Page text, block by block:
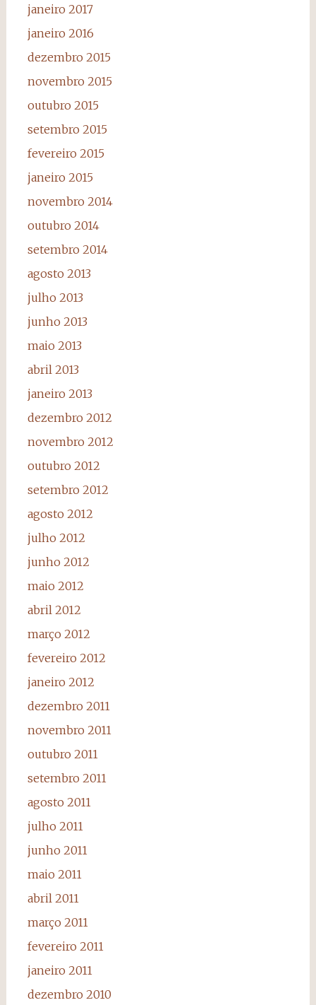
janeiro 2017
janeiro 2016
dezembro 2015
novembro 2015
outubro 2015
setembro 2015
fevereiro 2015
janeiro 2015
novembro 2014
outubro 2014
setembro 2014
agosto 2013
julho 2013
junho 2013
maio 2013
abril 2013
janeiro 2013
dezembro 2012
novembro 2012
outubro 2012
setembro 2012
agosto 2012
julho 2012
junho 2012
maio 2012
abril 2012
março 2012
fevereiro 2012
janeiro 2012
dezembro 2011
novembro 2011
outubro 2011
setembro 2011
agosto 2011
julho 2011
junho 2011
maio 2011
abril 2011
março 2011
fevereiro 2011
janeiro 2011
dezembro 2010